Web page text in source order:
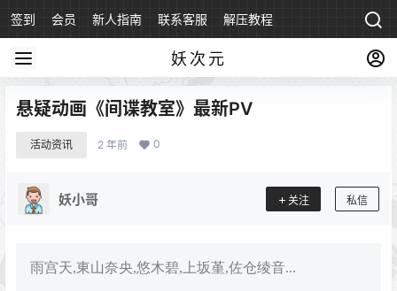
签到 会员 新人指南 联系客服 解压教程
妖次元
悬疑动画《间谍教室》最新PV
活动资讯 2 年前 0
妖小哥 关注 私信
雨宫天,東山奈央,悠木碧,上坂堇,佐仓绫音...